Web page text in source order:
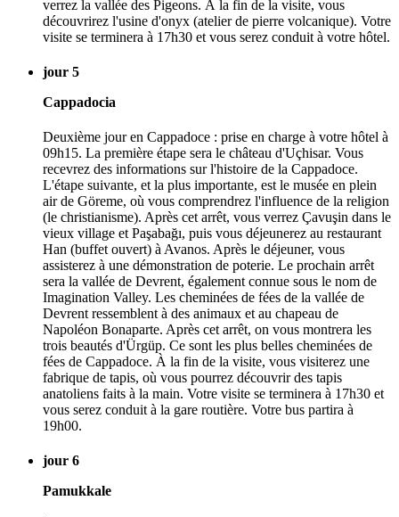
verrez la vallée des Pigeons. À la fin de la visite, vous
découvrirez l'usine d'onyx (atelier de pierre volcanique). Votre
visite se terminera à 17h30 et vous serez conduit à votre hôtel.
jour 5
Cappadocia
Deuxième jour en Cappadoce : prise en charge à votre hôtel à
09h15. La première étape sera le château d'Uçhisar. Vous
recevrez des informations sur l'histoire de la Cappadoce.
L'étape suivante, et la plus importante, est le musée en plein
air de Göreme, où vous comprendrez l'influence de la religion
(le christianisme). Après cet arrêt, vous verrez Çavuşin dans le
vieux village et Paşabağı, puis vous déjeunerez au restaurant
Han (buffet ouvert) à Avanos. Après le déjeuner, vous
assisterez à une démonstration de poterie. Le prochain arrêt
sera la vallée de Devrent, également connue sous le nom de
Imagination Valley. Les cheminées de fées de la vallée de
Devrent ressemblent à des animaux et au chapeau de
Napoléon Bonaparte. Après cet arrêt, on vous montrera les
trois beautés d'Ürgüp. Ce sont les plus belles cheminées de
fées de Cappadoce. À la fin de la visite, vous visiterez une
fabrique de tapis, où vous pourrez découvrir des tapis
anatoliens faits à la main. Votre visite se terminera à 17h30 et
vous serez conduit à la gare routière. Votre bus partira à
19h00.
jour 6
Pamukkale